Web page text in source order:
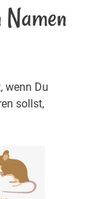
wenn Du
sollst,